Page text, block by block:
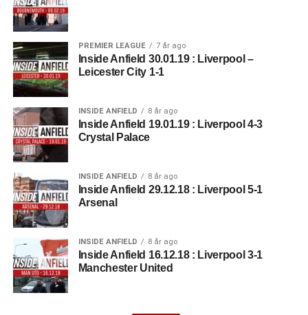
PREMIER LEAGUE 7 år ago
Inside Anfield 30.01.19 : Liverpool –
Leicester City 1-1
INSIDE ANFIELD 8 år ago
Inside Anfield 19.01.19 : Liverpool 4-3
Crystal Palace
INSIDE ANFIELD 8 år ago
Inside Anfield 29.12.18 : Liverpool 5-1
Arsenal
INSIDE ANFIELD 8 år ago
Inside Anfield 16.12.18 : Liverpool 3-1
Manchester United